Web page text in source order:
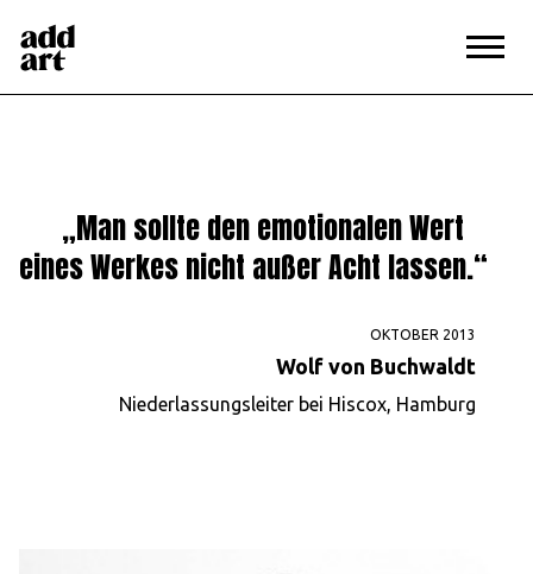
Magazin
„Man sollte den emotionalen Wert
eines Werkes nicht außer Acht lassen.“
OKTOBER 2013
Wolf von Buchwaldt
Niederlassungsleiter bei Hiscox, Hamburg